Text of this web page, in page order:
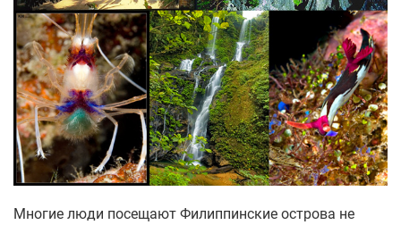
Многие люди посещают Филиппинские острова не